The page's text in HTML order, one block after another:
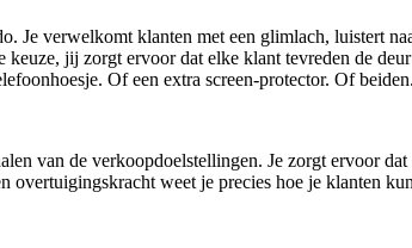
verwelkomt klanten met een glimlach, luistert
jij zorgt ervoor dat elke klant tevreden de
Of een extra screen-protector. Of beiden.
van de verkoopdoelstellingen. Je zorgt ervoor
weet je precies hoe je klanten